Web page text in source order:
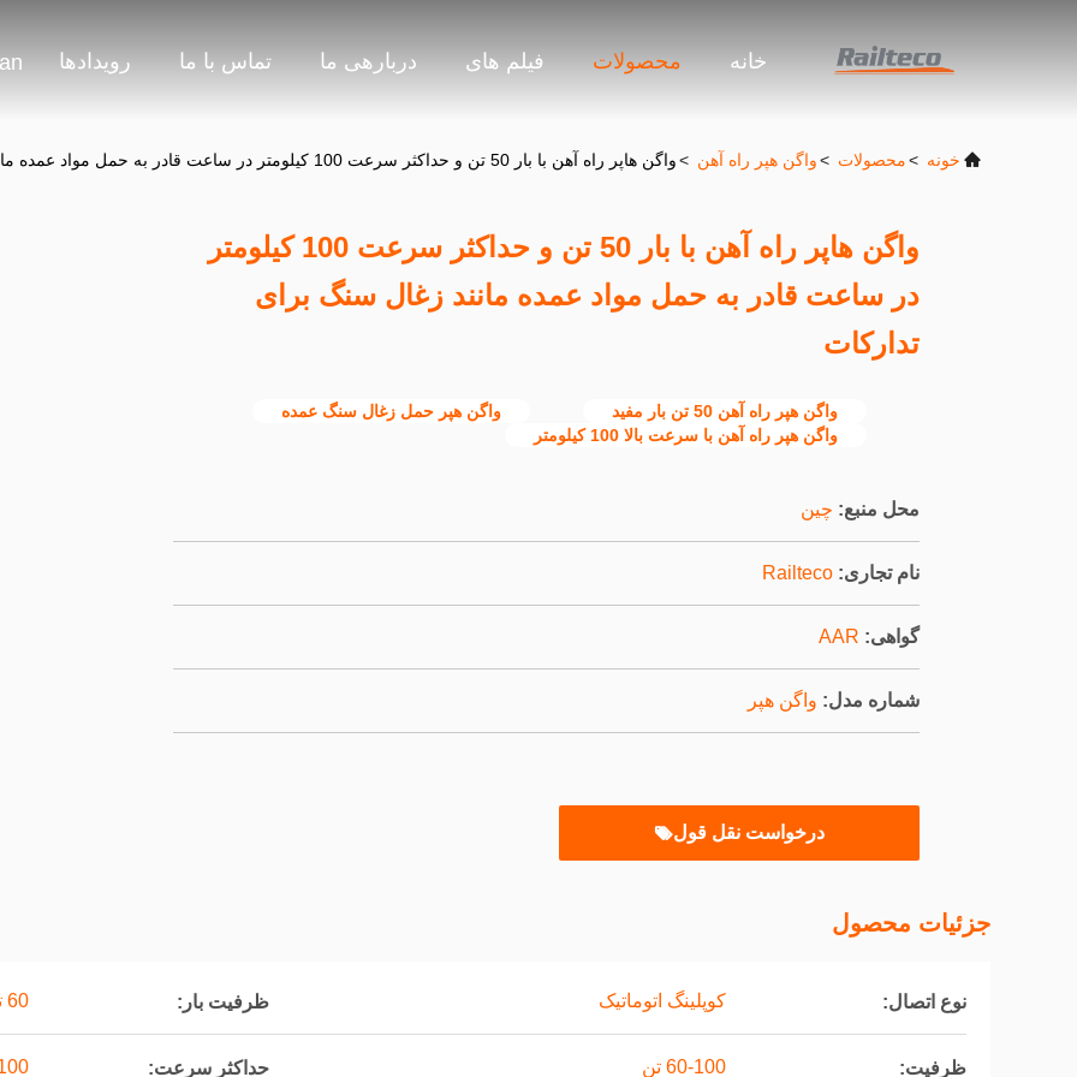
خانه محصولات فیلم های دربارهی ما تماس با ما رویدادها
خونه >محصولات >واگن هپر راه آهن >واگن هاپر راه آهن با بار 50 تن و حداکثر سرعت 100 کیلومتر در ساعت قادر به حمل مواد عمده مانند زغال سنگ برای تدارکات
واگن هاپر راه آهن با بار 50 تن و حداکثر سرعت 100 کیلومتر
در ساعت قادر به حمل مواد عمده مانند زغال سنگ برای
تدارکات
واگن هپر راه آهن 50 تن بار مفید
واگن هپر حمل زغال سنگ عمده
واگن هپر راه آهن با سرعت بالا 100 کیلومتر
محل منبع: چین
نام تجاری: Railteco
گواهی: AAR
شماره مدل: واگن هپر
درخواست نقل قول
جزئیات محصول
نوع اتصال: کوپلینگ اتوماتیک ظرفیت بار: 60 تن
ظرفیت: 60-100 تن حداکثر سرعت: 100 کیلومتر در